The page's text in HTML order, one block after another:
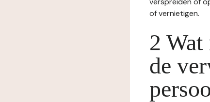
of vernietigen.
2
de